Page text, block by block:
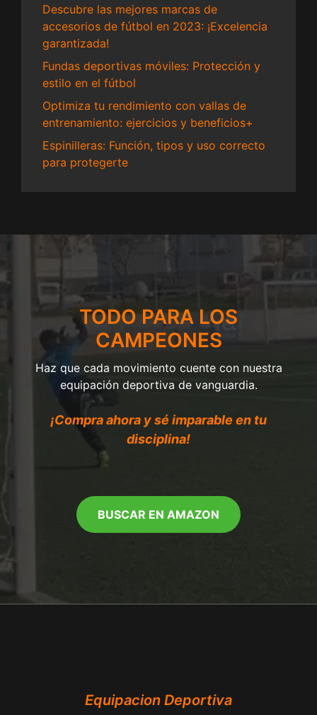
Descubre las mejores marcas de
accesorios de fútbol en 2023: ¡Excelencia
garantizada!
Fundas deportivas móviles: Protección y
estilo en el fútbol
Optimiza tu rendimiento con vallas de
entrenamiento: ejercicios y beneficios+
Espinilleras: Función, tipos y uso correcto
para protegerte
TODO PARA LOS
CAMPEONES
Haz que cada movimiento cuente con nuestra
equipación deportiva de vanguardia.
¡Compra ahora y sé imparable en tu
disciplina!
BUSCAR EN AMAZON
Equipacion Deportiva